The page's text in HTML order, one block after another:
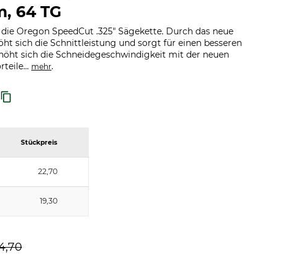
64 TG
Oregon SpeedCut .325" Sägekette. Durch das neue
sich die Schnittleistung und sorgt für einen besseren
sich die Schneidegeschwindigkeit mit der neuen
mehr.
Stückpreis
22,70
19,30